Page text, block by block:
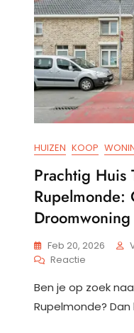
HUIZEN KOOP
Prachtig Huis
Rupelmonde:
Feb 20, 2026
Reactie
Huis
Te
Ben je op zoek
Rupelmonde?